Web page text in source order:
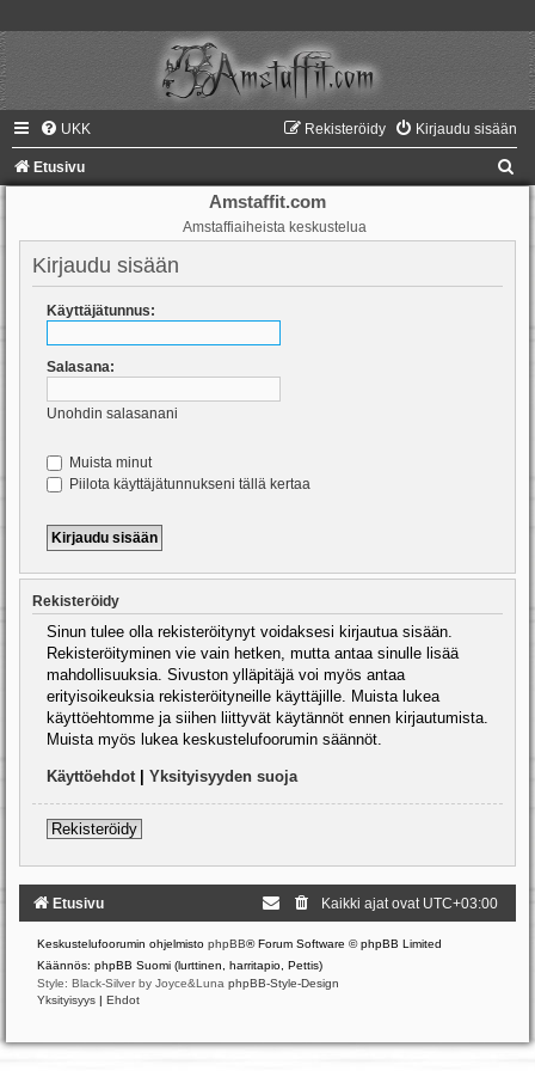
UKK Kirjaudu sisään
Rekisteröidy
Etusivu
Amstaffit.com
Amstaffiaiheista keskustelua
Kirjaudu sisään
Käyttäjätunnus:
Salasana:
Unohdin salasanani
Muista minut
Piilota käyttäjätunnukseni tällä kertaa
Rekisteröidy
Sinun tulee olla rekisteröitynyt voidaksesi kirjautua sisään.
Rekisteröityminen vie vain hetken, mutta antaa sinulle lisää
mahdollisuuksia. Sivuston ylläpitäjä voi myös antaa
erityisoikeuksia rekisteröityneille käyttäjille. Muista lukea
käyttöehtomme ja siihen liittyvät käytännöt ennen kirjautumista.
Muista myös lukea keskustelufoorumin säännöt.
Käyttöehdot Yksityisyyden suoja
Rekisteröidy
Etusivu Kaikki ajat ovat UTC+03:00
Keskustelufoorumin ohjelmisto phpBB® Forum Software © phpBB Limited
Käännös: phpBB Suomi (lurttinen, harritapio, Pettis)
Style: Black-Silver by Joyce&Luna phpBB-Style-Design
Yksityisyys | Ehdot